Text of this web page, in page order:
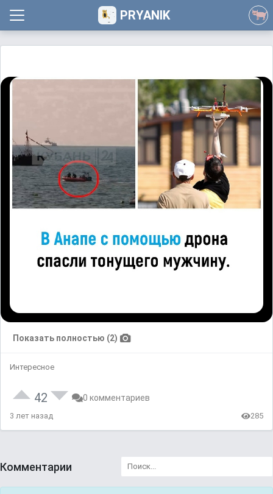
PRYANIK
Показать полностью (2)
Интересное
42 0 комментариев
3 лет назад 285
Комментарии